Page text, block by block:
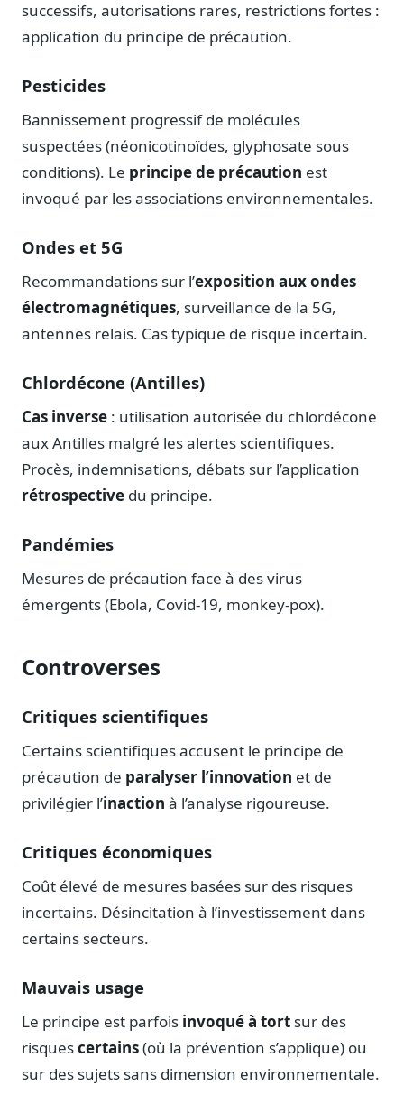
successifs, autorisations rares, restrictions fortes :
application du principe de précaution.
Pesticides
Bannissement progressif de molécules
suspectées (néonicotinoïdes, glyphosate sous
conditions). Le principe de précaution est
invoqué par les associations environnementales.
Ondes et 5G
Recommandations sur l’exposition aux ondes
électromagnétiques, surveillance de la 5G,
antennes relais. Cas typique de risque incertain.
Chlordécone (Antilles)
Cas inverse : utilisation autorisée du chlordécone
aux Antilles malgré les alertes scientifiques.
Procès, indemnisations, débats sur l’application
rétrospective du principe.
Pandémies
Mesures de précaution face à des virus
émergents (Ebola, Covid-19, monkey-pox).
Controverses
Critiques scientifiques
Certains scientifiques accusent le principe de
précaution de paralyser l’innovation et de
privilégier l’inaction à l’analyse rigoureuse.
Critiques économiques
Coût élevé de mesures basées sur des risques
incertains. Désincitation à l’investissement dans
certains secteurs.
Mauvais usage
Le principe est parfois invoqué à tort sur des
risquescertains(où la prévention s’applique) ou
sur des sujets sans dimension environnementale.